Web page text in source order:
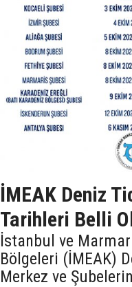
İMEAK Deniz
Tarihleri Belli
İstanbul ve
Bölgeleri (İMEAK)
Merkez ve